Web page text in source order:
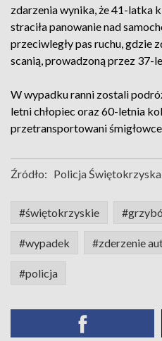
zdarzenia wynika, że 41-latka
straciła panowanie nad
przeciwległy pas ruchu, gdzie
scanią, prowadzoną przez 37-
W wypadku ranni zostali
letni chłopiec oraz 60-letnia
przetransportowani
Źródło: Policja Świętokrzyska
#świętokrzyskie
#wypadek #zderzenie
#policja